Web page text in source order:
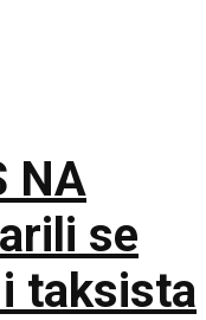
NA
se
taksista